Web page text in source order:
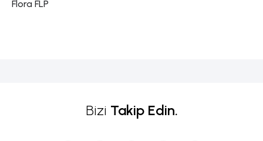
Flora FLP
Bizi Takip Edin.